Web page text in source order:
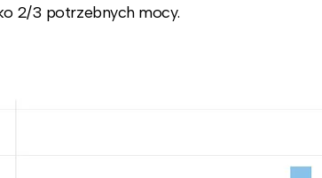
2/3 potrzebnych mocy.